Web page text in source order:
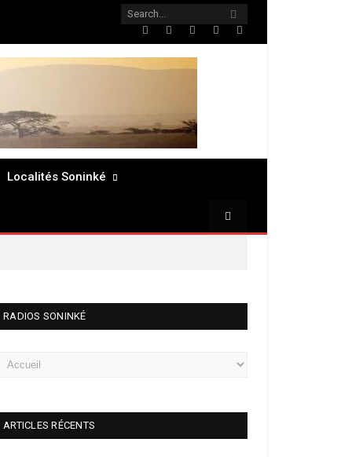
Twitter FacebookLinkedInPinterest
Localités Soninké
RADIOS SONINKÉ
ARTICLES RÉCENTS